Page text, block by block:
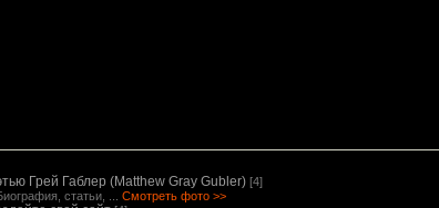
Грей Габлер (Matthew Gray Gubler) [4]
статьи, ... Смотреть фото >>